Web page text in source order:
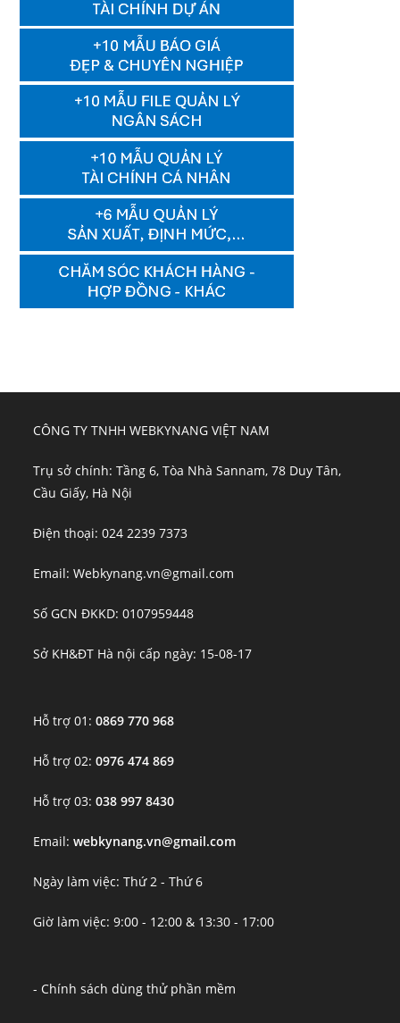
CÔNG TY TNHH WEBKYNANG VIỆT NAM
Trụ sở chính: Tầng 6, Tòa Nhà Sannam, 78 Duy Tân,
Cầu Giấy, Hà Nội
Điện thoại: 024 2239 7373
Email: Webkynang.vn@gmail.com
Số GCN ĐKKD: 0107959448
Sở KH&ĐT Hà nội cấp ngày: 15-08-17
Hỗ trợ 01:0869 770 968
Hỗ trợ 02:0976 474 869
Hỗ trợ 03:038 997 8430
Email:webkynang.vn@gmail.com
Ngày làm việc: Thứ 2 - Thứ 6
Giờ làm việc: 9:00 - 12:00 & 13:30 - 17:00
- Chính sách dùng thử phần mềm